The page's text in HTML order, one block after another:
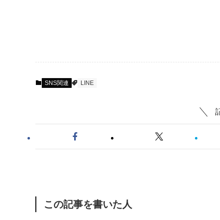
SNS関連 LINE
この記事を書いた人